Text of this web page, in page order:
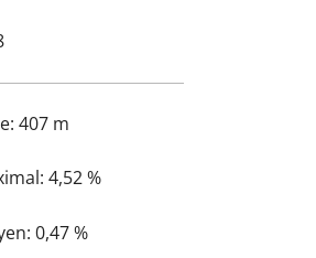
407 m
4,52 %
0,47 %